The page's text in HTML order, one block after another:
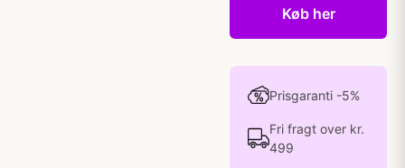
Køb her
Prisgaranti -5%
Fri fragt over kr.
499